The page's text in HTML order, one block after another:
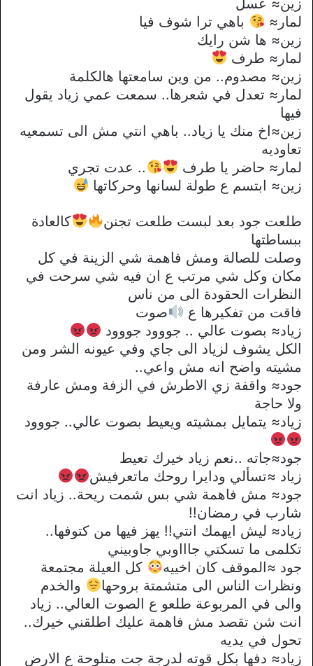
لمار≈
باهي ترا شوف فيا
زين≈ ها شن رايك
لمار≈ طرف
زين≈ مصدوم.. من وين سامعتها هالكلمة
لمار≈ تعدل في شعرها.. سمعت عمي زياد يقول
فيها
زين≈اخ منك يا زياد.. باهي انتي مش الى تسمعيه
تعاوديه
لمار≈ حاضر يا طرف
.. عدت تجري
زين≈ ابتسم ع طولة لسانها وحركاتها
طلعت جود بعد لبست طلعت تجنن
كالعادة
ببساطتها
وصلت للصالة ومش فاهمة شي الزينة في كل
مكان وكل شي مرتب ع ان فيه شي سرحت في
النظرات الحقودة الى من ناس
فاقت من تفكيرها ع
صوت
زياد≈ بصوت عالي .. جووود جووود
الكل يشوف لزياد الى جاي وفي عيونه الشر ومن
مشيته واضح انه مش واعي..
جود≈ واقفة زي الاطرش في الزفة ومش عارفة
ولا حاجة
زياد≈ يتمايل بمشيته ويعيط بصوت عالي.. جووود
جود≈جاته ..نعم زياد خيرك تعيط
زياد ≈تسألي ودايرا روحك ماتعرفيش
جود≈ مش فاهمة شي بس شمت ريحة.. زياد انت
شارب في رمضان!!
زياد≈ ليش ايهمك انتي!! يهز فيها من كتوفها..
تكلمى ما تسكتي جاااوبي جاوبيني
جود ≈الموقف كان اخييه
كل العيلة مجتمعة
ونظرات الناس الى متشمتة بروحها
والخدم
والى في المربوعة طلعو ع الصوت العالي.. زياد
انت شن تقصد مش فاهمة عليك اطلقني خيرك..
تحول في يديه
زياد≈ دفها بكل قوته لدرجة جت متلوحة ع الارض